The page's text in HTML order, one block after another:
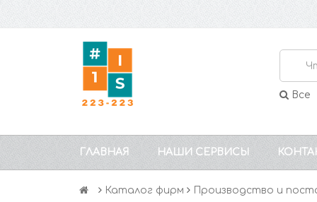
Все
ГЛАВНАЯ НАШИ СЕРВИСЫ
Каталог фирм Производство и